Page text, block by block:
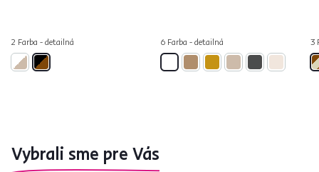
2 Farba - detailná 6 Farba - detailná 3
Vybrali sme pre Vás